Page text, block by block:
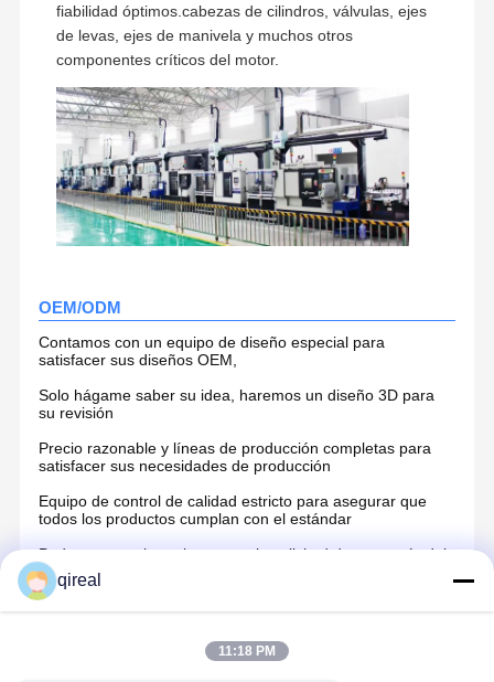
fiabilidad óptimos.cabezas de cilindros, válvulas, ejes
de levas, ejes de manivela y muchos otros
componentes críticos del motor.
OEM/ODM
Contamos con un equipo de diseño especial para
satisfacer sus diseños OEM,
Solo hágame saber su idea, haremos un diseño 3D para
su revisión
Precio razonable y líneas de producción completas para
satisfacer sus necesidades de producción
Equipo de control de calidad estricto para asegurar que
todos los productos cumplan con el estándar
Podemos seguir estrictamente la solicitud de artesanía del
cliente.
Bienvenido a cualquier discusión para OEM u ODM
qireal
11:18 PM